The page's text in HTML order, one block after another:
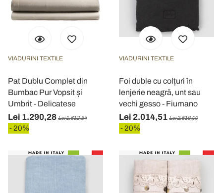
VIADURINI TEXTILE
Pat Dublu Complet din
Bumbac Pur Vopsit și
Umbrit - Delicatese
Lei 1.290,28 Lei 1.612,84
- 20%
VIADURINI TEXTILE
Foi duble cu colțuri în
lenjerie neagră, unt sau
vechi gesso - Fiumano
Lei 2.014,51 Lei 2.518,09
- 20%